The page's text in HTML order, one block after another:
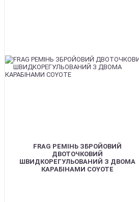
FRAG РЕМІНЬ ЗБРОЙОВИЙ
ДВОТОЧКОВИЙ
ШВИДКОРЕГУЛЬОВАНИЙ З ДВОМА
КАРАБІНАМИ COYOTE